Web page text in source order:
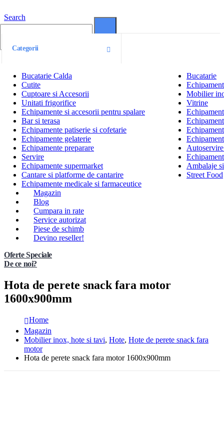
Search
Categorii
Bucatarie Calda
Bucatarie
Cutite
Cuptoare si Accesorii
Mobilier
Unitati frigorifice
Vitrine
Echipamente si accesorii pentru spalare
Bar si terasa
Echipamente patiserie si cofetarie
Echipamente gelaterie
Echipamente preparare
Servire
Echipamente supermarket
Ambalaje
Cantare si platforme de cantarire
Street Food
Echipamente medicale si farmaceutice
Magazin
Blog
Cumpara in rate
Service autorizat
Piese de schimb
Devino reseller!
Oferte Speciale
De ce noi?
Hota de perete snack fara motor
1600x900mm
Home
Magazin
Mobilier inox, hote si tavi, Hote, Hote de perete snack fara
motor
Hota de perete snack fara motor 1600x900mm